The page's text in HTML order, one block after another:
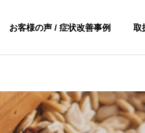
お客様の声 / 症状改善事例 取
症状